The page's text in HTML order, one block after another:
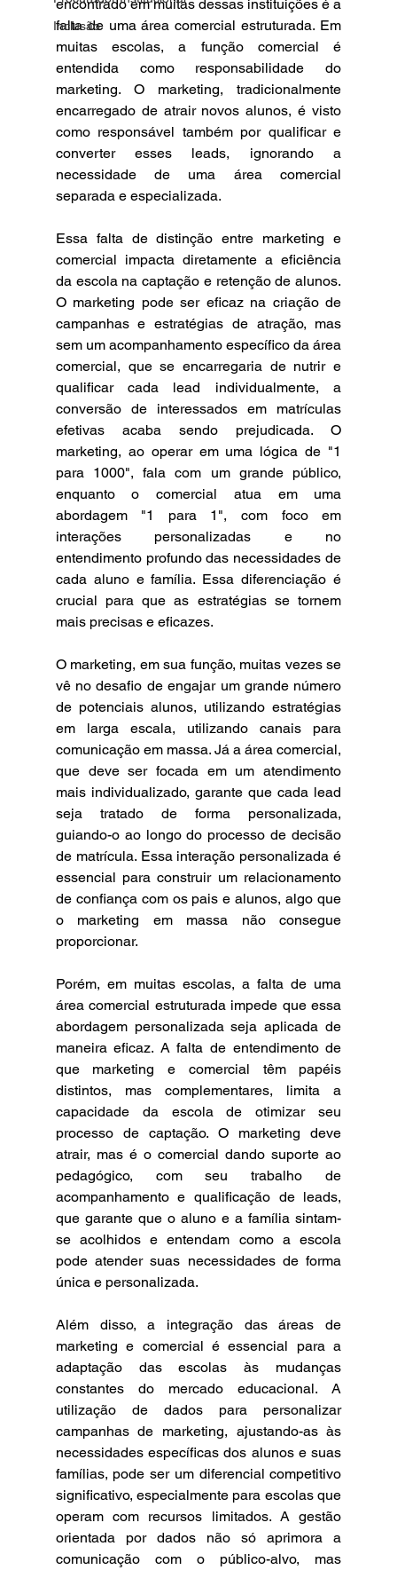
Inclusão
encontrado em muitas dessas instituições é a
falta de uma área comercial estruturada. Em
muitas escolas, a função comercial é
entendida como responsabilidade do
marketing. O marketing, tradicionalmente
encarregado de atrair novos alunos, é visto
como responsável também por qualificar e
converter esses leads, ignorando a
necessidade de uma área comercial
separada e especializada.
Essa falta de distinção entre marketing e
comercial impacta diretamente a eficiência
da escola na captação e retenção de alunos.
O marketing pode ser eficaz na criação de
campanhas e estratégias de atração, mas
sem um acompanhamento específico da área
comercial, que se encarregaria de nutrir e
qualificar cada lead individualmente, a
conversão de interessados em matrículas
efetivas acaba sendo prejudicada. O
marketing, ao operar em uma lógica de "1
para 1000", fala com um grande público,
enquanto o comercial atua em uma
abordagem "1 para 1", com foco em
interações personalizadas e no
entendimento profundo das necessidades de
cada aluno e família. Essa diferenciação é
crucial para que as estratégias se tornem
mais precisas e eficazes.
O marketing, em sua função, muitas vezes se
vê no desafio de engajar um grande número
de potenciais alunos, utilizando estratégias
em larga escala, utilizando canais para
comunicação em massa. Já a área comercial,
que deve ser focada em um atendimento
mais individualizado, garante que cada lead
seja tratado de forma personalizada,
guiando-o ao longo do processo de decisão
de matrícula. Essa interação personalizada é
essencial para construir um relacionamento
de confiança com os pais e alunos, algo que
o marketing em massa não consegue
proporcionar.
Porém, em muitas escolas, a falta de uma
área comercial estruturada impede que essa
abordagem personalizada seja aplicada de
maneira eficaz. A falta de entendimento de
que marketing e comercial têm papéis
distintos, mas complementares, limita a
capacidade da escola de otimizar seu
processo de captação. O marketing deve
atrair, mas é o comercial dando suporte ao
pedagógico, com seu trabalho de
acompanhamento e qualificação de leads,
que garante que o aluno e a família sintam-
se acolhidos e entendam como a escola
pode atender suas necessidades de forma
única e personalizada.
Além disso, a integração das áreas de
marketing e comercial é essencial para a
adaptação das escolas às mudanças
constantes do mercado educacional. A
utilização de dados para personalizar
campanhas de marketing, ajustando-as às
necessidades específicas dos alunos e suas
famílias, pode ser um diferencial competitivo
significativo, especialmente para escolas que
operam com recursos limitados. A gestão
orientada por dados não só aprimora a
comunicação com o público-alvo, mas